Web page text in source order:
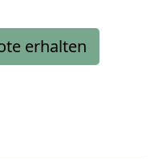
erhalten